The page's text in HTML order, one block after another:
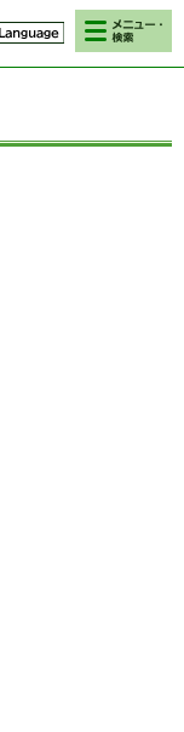
検索・メニ
ュー